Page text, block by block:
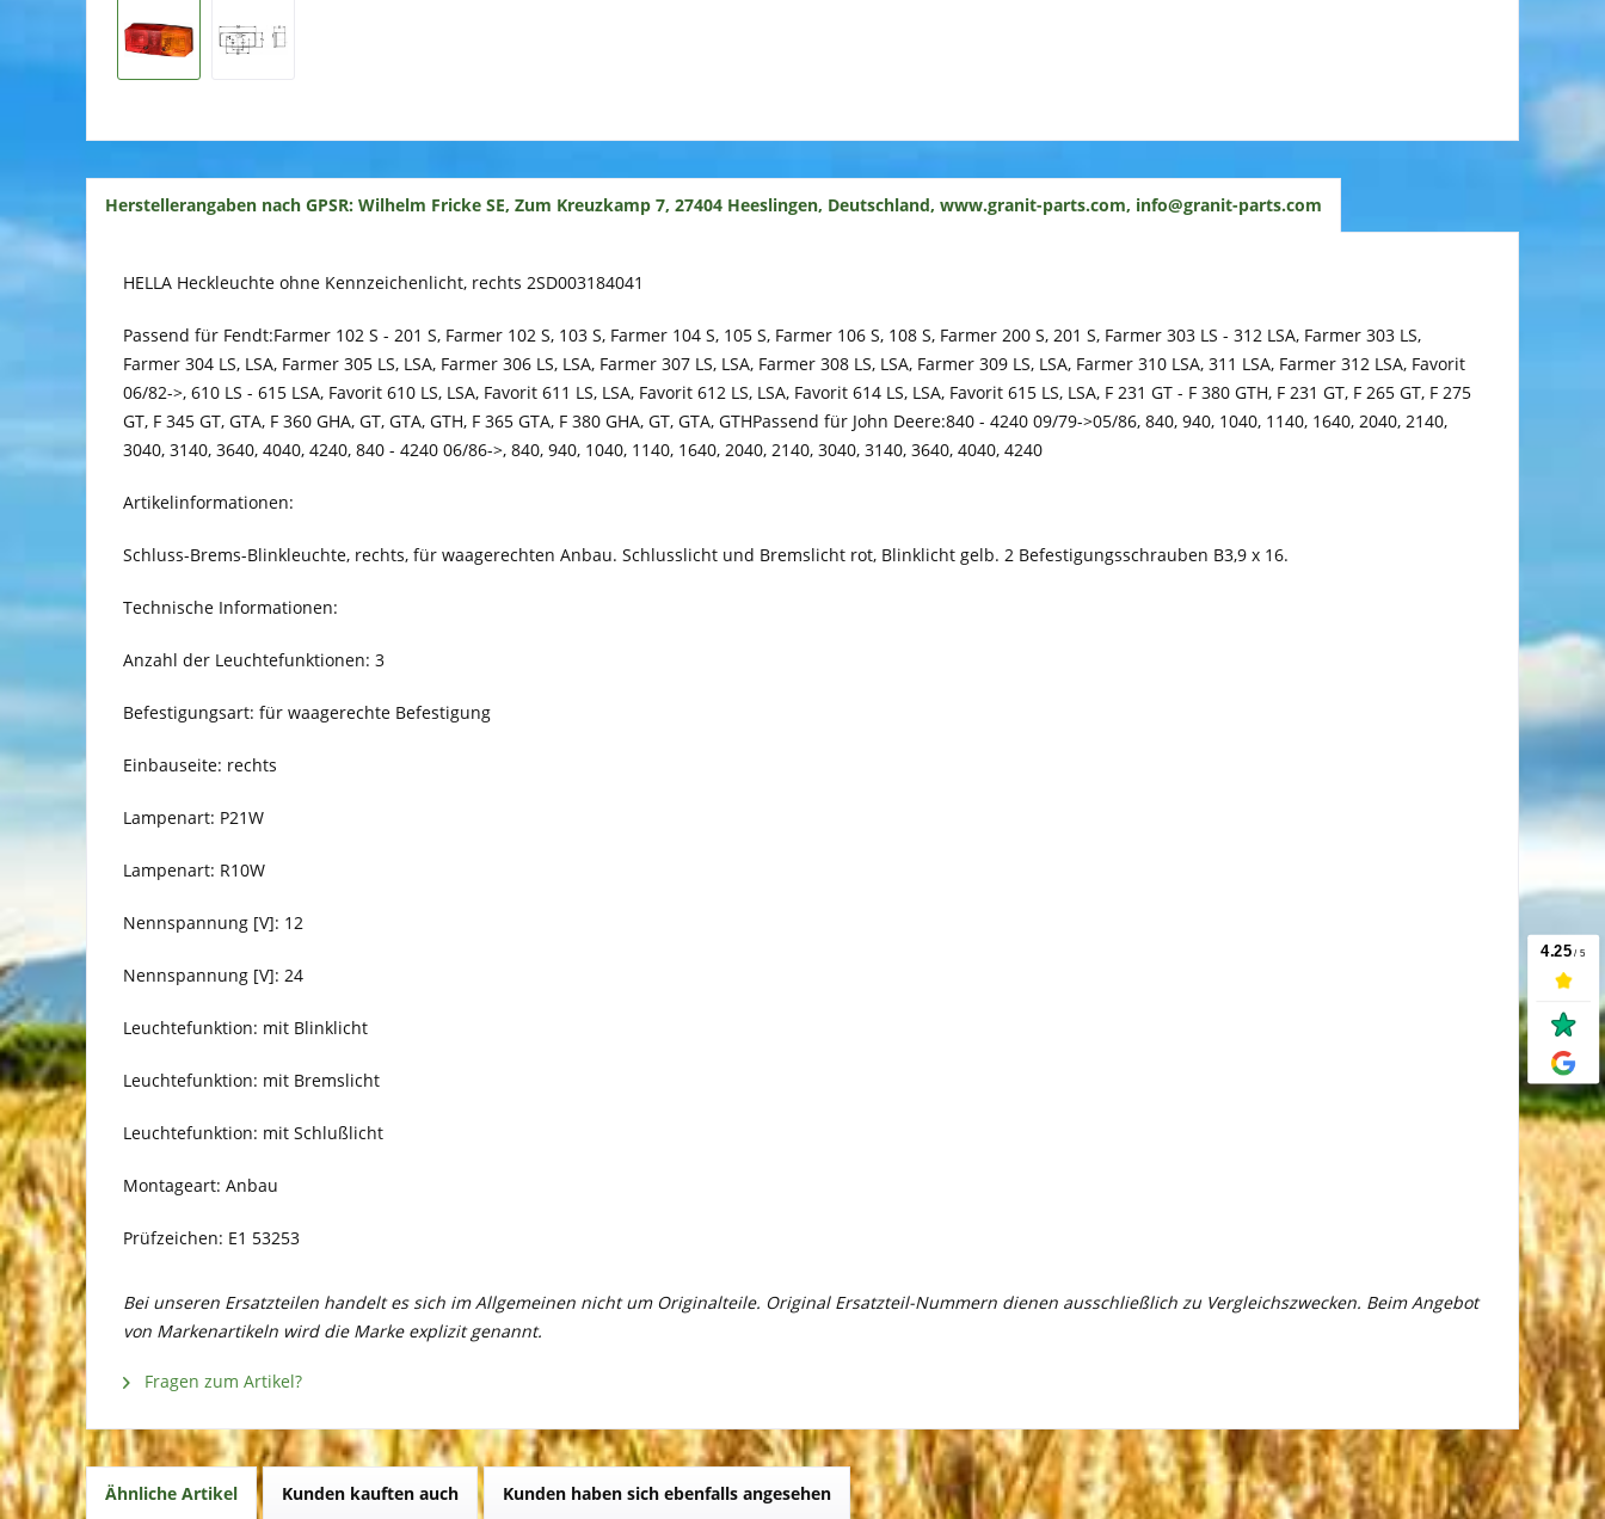
Herstellerangaben nach GPSR: Wilhelm Fricke SE, Zum Kreuzkamp 7, 27404 Heeslingen, Deutschland, www.granit-parts.com, info@granit-parts.com
HELLA Heckleuchte ohne Kennzeichenlicht, rechts 2SD003184041
Passend für Fendt:Farmer 102 S - 201 S, Farmer 102 S, 103 S, Farmer 104 S, 105 S, Farmer 106 S, 108 S, Farmer 200 S, 201 S, Farmer 303 LS - 312 LSA, Farmer 303 LS,
Farmer 304 LS, LSA, Farmer 305 LS, LSA, Farmer 306 LS, LSA, Farmer 307 LS, LSA, Farmer 308 LS, LSA, Farmer 309 LS, LSA, Farmer 310 LSA, 311 LSA, Farmer 312 LSA, Favorit
06/82->, 610 LS - 615 LSA, Favorit 610 LS, LSA, Favorit 611 LS, LSA, Favorit 612 LS, LSA, Favorit 614 LS, LSA, Favorit 615 LS, LSA, F 231 GT - F 380 GTH, F 231 GT, F 265 GT, F 275
GT, F 345 GT, GTA, F 360 GHA, GT, GTA, GTH, F 365 GTA, F 380 GHA, GT, GTA, GTHPassend für John Deere:840 - 4240 09/79->05/86, 840, 940, 1040, 1140, 1640, 2040, 2140,
3040, 3140, 3640, 4040, 4240, 840 - 4240 06/86->, 840, 940, 1040, 1140, 1640, 2040, 2140, 3040, 3140, 3640, 4040, 4240
Artikelinformationen:
Schluss-Brems-Blinkleuchte, rechts, für waagerechten Anbau. Schlusslicht und Bremslicht rot, Blinklicht gelb. 2 Befestigungsschrauben B3,9 x 16.
Technische Informationen:
Anzahl der Leuchtefunktionen: 3
Befestigungsart: für waagerechte Befestigung
Einbauseite: rechts
Lampenart: P21W
Lampenart: R10W
Nennspannung [V]: 12
Nennspannung [V]: 24
Leuchtefunktion: mit Blinklicht
Leuchtefunktion: mit Bremslicht
Leuchtefunktion: mit Schlußlicht
Montageart: Anbau
Prüfzeichen: E1 53253
Bei unseren Ersatzteilen handelt es sich im Allgemeinen nicht um Originalteile. Original Ersatzteil-Nummern dienen ausschließlich zu Vergleichszwecken. Beim Angebot
von Markenartikeln wird die Marke explizit genannt.
Fragen zum Artikel?
Ähnliche Artikel Kunden kauften auch Kunden haben sich ebenfalls angesehen